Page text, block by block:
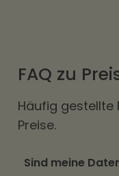
FAQ zu
Häufig gestellte
Preise.
Sind meine